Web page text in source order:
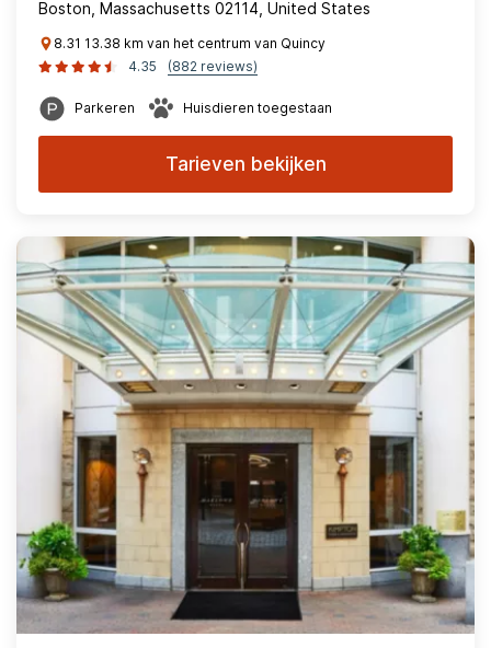
Boston, Massachusetts 02114, United States
8.31 13.38 km van het centrum van Quincy
4.35
(882 reviews)
Parkeren Huisdieren toegestaan
Tarieven bekijken